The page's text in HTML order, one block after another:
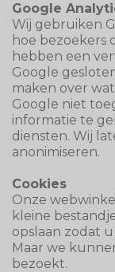
Google
Wij gebruiken
hoe bezoekers
hebben een
Google
maken over
Google niet
informatie te
diensten. Wij
anonimiseren.
Cookies
Onze
kleine
opslaan zodat
Maar we
bezoekt.